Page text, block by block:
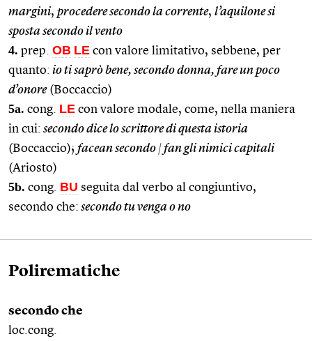
margini, procedere secondo la corrente, l’aquilone si
sposta secondo il vento
4. prep. OB LE con valore limitativo, sebbene, per
quanto: io ti saprò bene, secondo donna, fare un poco
d’onore(Boccaccio)
5a. cong. LE con valore modale, come, nella maniera
in cui: secondo dice lo scrittore di questa istoria
(Boccaccio); facean secondo | fan gli nimici capitali
(Ariosto)
5b. cong. BU seguita dal verbo al congiuntivo,
secondo che: secondo tu venga o no
Polirematiche
secondo che
loc.cong.